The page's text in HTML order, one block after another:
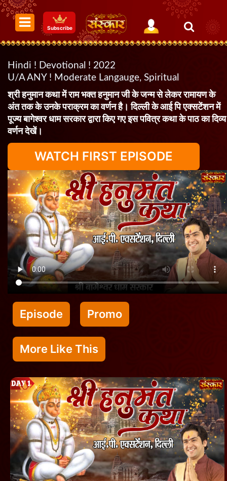
Subscribe
Hindi ! Devotional ! 2022
U/A ANY ! Moderate Langauge, Spiritual
श्री हनुमान कथा में राम भक्त हनुमान जी के जन्म से लेकर रामायण के
अंत तक के उनके पराक्रम का वर्णन है। दिल्ली के आई पि एक्सटेंशन में
पूज्य बागेश्वर धाम सरकार द्वारा किए गए इस पवित्र कथा के पाठ का दिव्य
वर्णन देखें।
WATCH FIRST EPISODE
Episode Promo
More Like This